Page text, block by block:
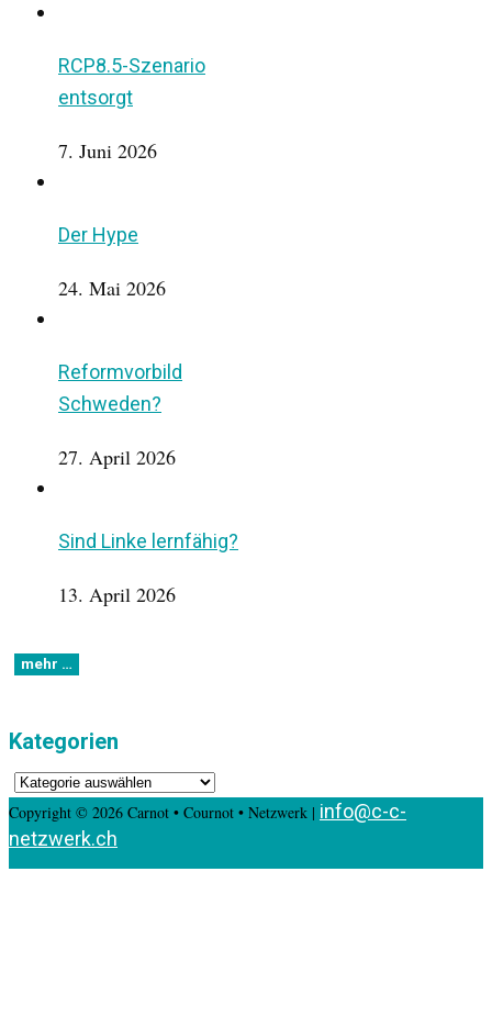
RCP8.5-Szenario
entsorgt
7. Juni 2026
Der Hype
24. Mai 2026
Reformvorbild
Schweden?
27. April 2026
Sind Linke lernfähig?
13. April 2026
Kategorien
Kategorien
Copyright © 2026 Carnot • Cournot • Netzwerk | info@c-c-
netzwerk.ch